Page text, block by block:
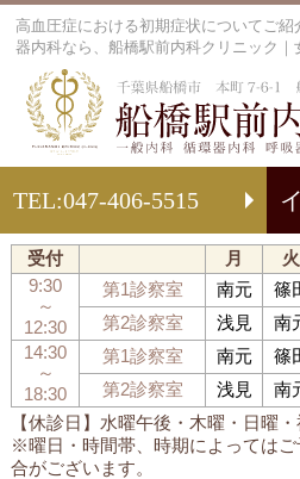
高血圧症における初期症状についてご
器内科なら、船橋駅前内科クリニック｜
TEL:047-406-5515
【休診日】水曜午後・木曜・日曜・
※曜日・時間帯、時期によっては
合がございます。
受付 月 火
9:30
～
12:30
第1診察室 南元 篠
第2診察室
浅見 南
14:30
～
18:30
第1診察室 南元 篠
第2診察室
浅見 南